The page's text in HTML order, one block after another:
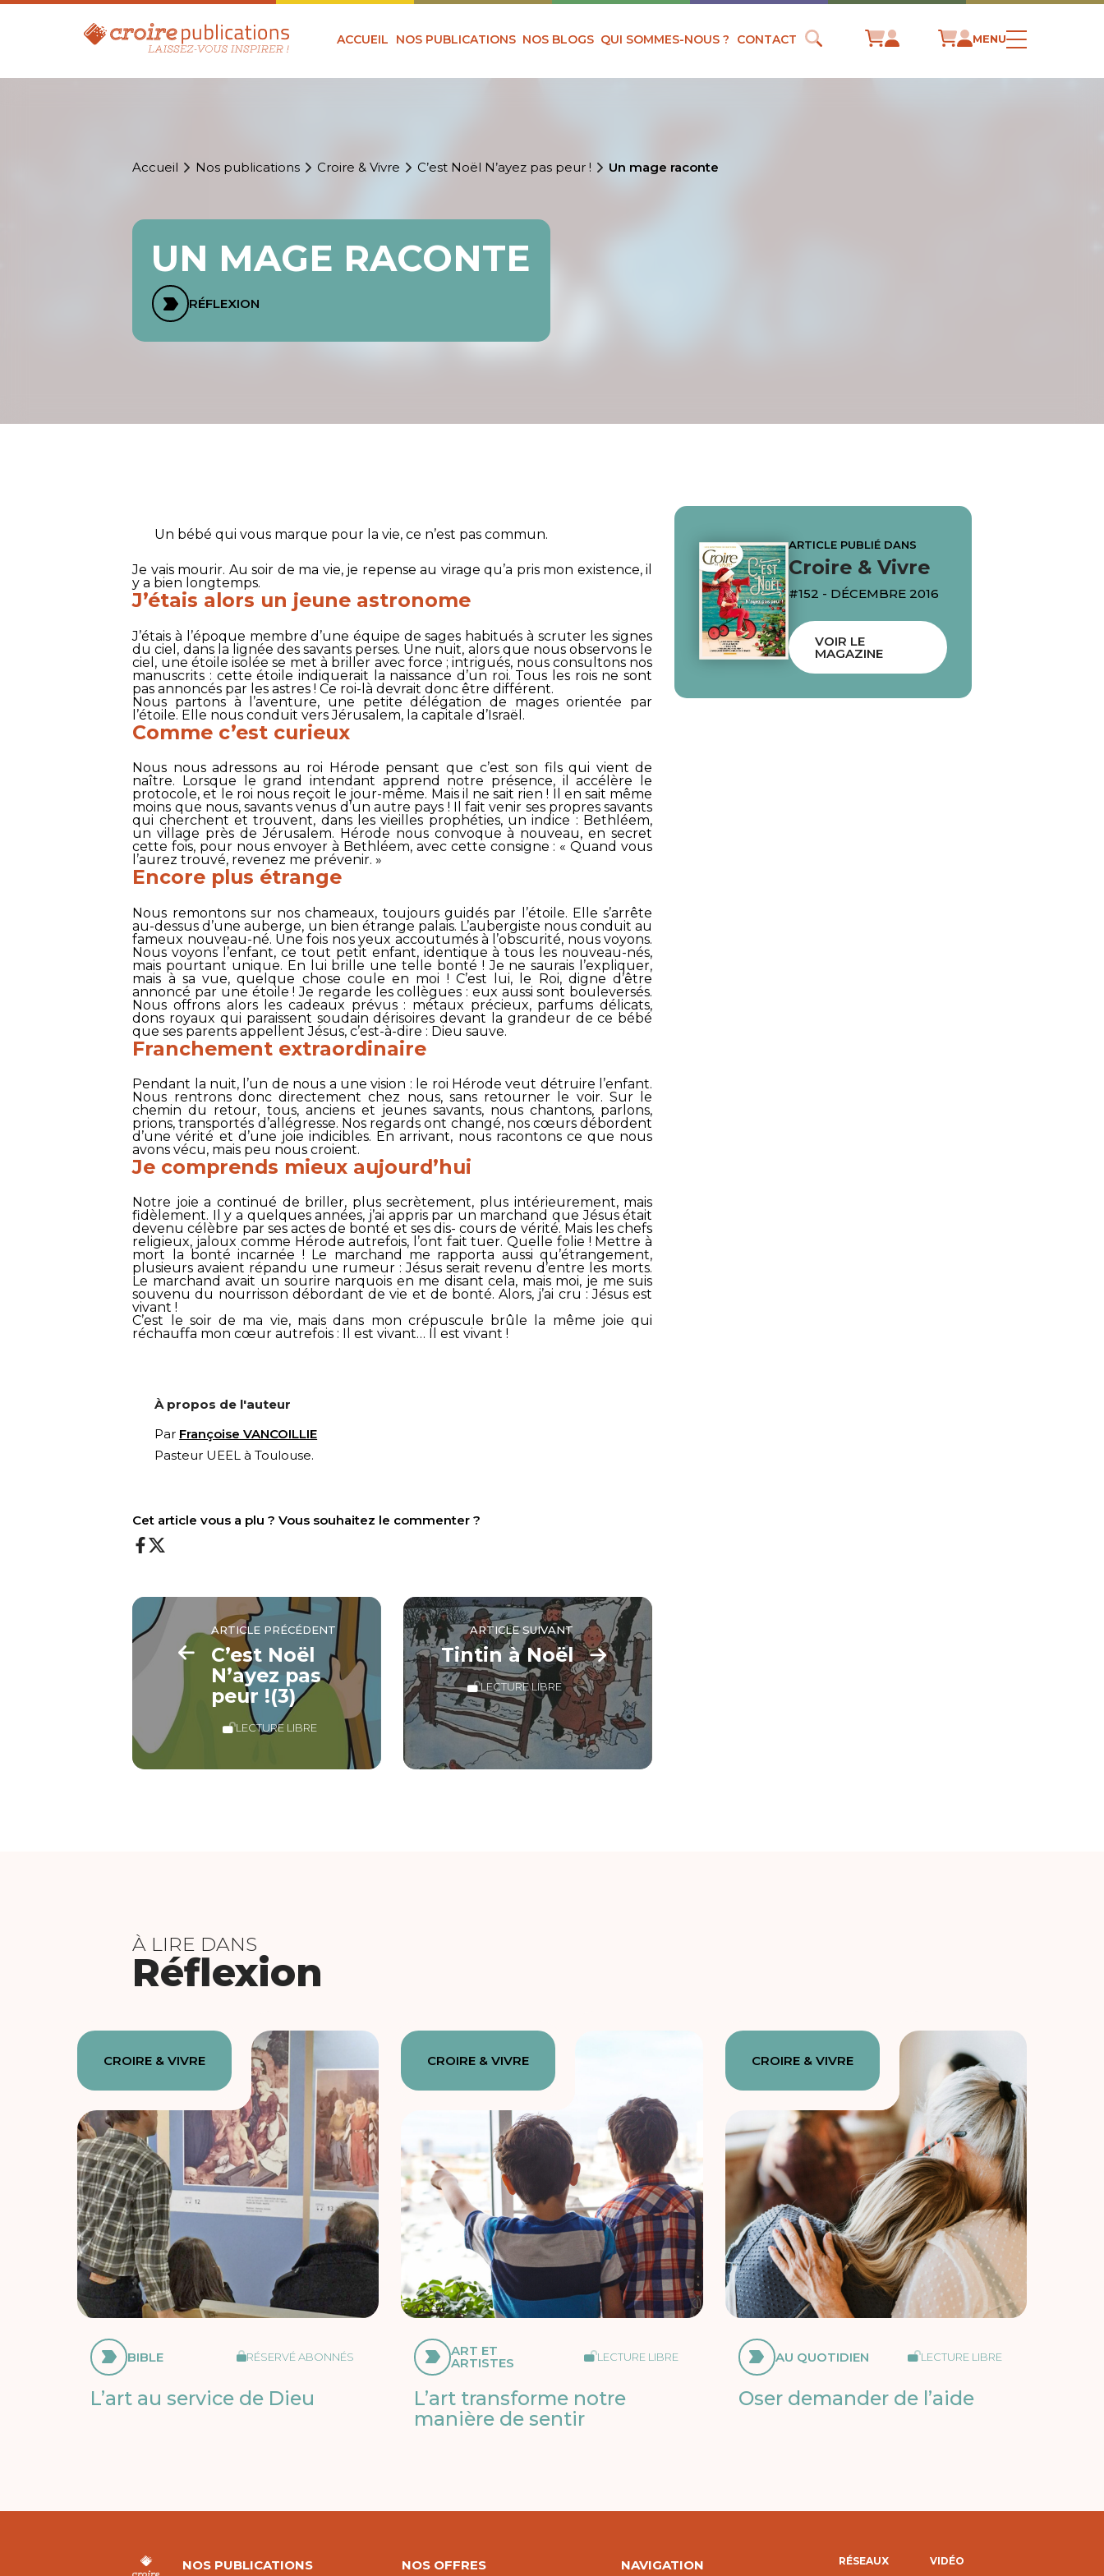
ACCUEIL NOS PUBLICATIONS NOS BLOGS QUI SOMMES-NOUS ? CONTACT MENU
Accueil Nos publications Croire & Vivre C’est Noël N’ayez pas peur ! Un mage raconte
UN MAGE RACONTE
RÉFLEXION
Un bébé qui vous marque pour la vie, ce n’est pas commun.
Je vais mourir. Au soir de ma vie, je repense au virage qu’a pris mon existence, il
y a bien longtemps.
J’étais alors un jeune astronome
J’étais à l’époque membre d’une équipe de sages habitués à scruter les signes
du ciel, dans la lignée des savants perses. Une nuit, alors que nous observons le
ciel, une étoile isolée se met à briller avec force ; intrigués, nous consultons nos
manuscrits : cette étoile indiquerait la naissance d’un roi. Tous les rois ne sont
pas annoncés par les astres ! Ce roi-là devrait donc être différent.
Nous partons à l’aventure, une petite délégation de mages orientée par
l’étoile. Elle nous conduit vers Jérusalem, la capitale d’Israël.
Comme c’est curieux
Nous nous adressons au roi Hérode pensant que c’est son fils qui vient de
naître. Lorsque le grand intendant apprend notre présence, il accélère le
protocole, et le roi nous reçoit le jour-même. Mais il ne sait rien ! Il en sait même
moins que nous, savants venus d’un autre pays ! Il fait venir ses propres savants
qui cherchent et trouvent, dans les vieilles prophéties, un indice : Bethléem,
un village près de Jérusalem. Hérode nous convoque à nouveau, en secret
cette fois, pour nous envoyer à Bethléem, avec cette consigne : «Quand vous
l’aurez trouvé, revenez me prévenir. »
Encore plus étrange
Nous remontons sur nos chameaux, toujours guidés par l’étoile. Elle s’arrête
au-dessus d’une auberge, un bien étrange palais. L’aubergiste nous conduit au
fameux nouveau-né. Une fois nos yeux accoutumés à l’obscurité, nous voyons.
Nous voyons l’enfant, ce tout petit enfant, identique à tous les nouveau-nés,
mais pourtant unique. En lui brille une telle bonté ! Je ne saurais l’expliquer,
mais à sa vue, quelque chose coule en moi ! C’est lui, le Roi, digne d’être
annoncé par une étoile ! Je regarde les collègues : eux aussi sont bouleversés.
Nous offrons alors les cadeaux prévus : métaux précieux, parfums délicats,
dons royaux qui paraissent soudain dérisoires devant la grandeur de ce bébé
que ses parents appellent Jésus, c’est-à-dire : Dieu sauve.
Franchement extraordinaire
Pendant la nuit, l’un de nous a une vision : le roi Hérode veut détruire l’enfant.
Nous rentrons donc directement chez nous, sans retourner le voir. Sur le
chemin du retour, tous, anciens et jeunes savants, nous chantons, parlons,
prions, transportés d’allégresse. Nos regards ont changé, nos cœurs débordent
d’une vérité et d’une joie indicibles. En arrivant, nous racontons ce que nous
avons vécu, mais peu nous croient.
Je comprends mieux aujourd’hui
Notre joie a continué de briller, plus secrètement, plus intérieurement, mais
fidèlement. Il y a quelques années, j’ai appris par un marchand que Jésus était
devenu célèbre par ses actes de bonté et ses dis- cours de vérité. Mais les chefs
religieux, jaloux comme Hérode autrefois, l’ont fait tuer. Quelle folie ! Mettre à
mort la bonté incarnée ! Le marchand me rapporta aussi qu’étrangement,
plusieurs avaient répandu une rumeur : Jésus serait revenu d’entre les morts.
Le marchand avait un sourire narquois en me disant cela, mais moi, je me suis
souvenu du nourrisson débordant de vie et de bonté. Alors, j’ai cru : Jésus est
vivant !
C’est le soir de ma vie, mais dans mon crépuscule brûle la même joie qui
réchauffa mon cœur autrefois : Il est vivant… Il est vivant !
À propos de l'auteur
Par Françoise VANCOILLIE
Pasteur UEEL à Toulouse.
Cet article vous a plu ? Vous souhaitez le commenter ?
ARTICLE PRÉCÉDENT
C’est Noël
N’ayez pas
peur !(3)
LECTURE LIBRE
ARTICLE SUIVANT
Tintin à Noël
LECTURE LIBRE
ARTICLE PUBLIÉ DANS
Croire & Vivre
#152 - DÉCEMBRE 2016
VOIR LE
MAGAZINE
À LIRE DANS
Réflexion
CROIRE & VIVRE
BIBLE RÉSERVÉ ABONNÉS
L’art au service de Dieu
CROIRE & VIVRE
ART ET
ARTISTES LECTURE LIBRE
L’art transforme notre
manière de sentir
CROIRE & VIVRE
AU QUOTIDIEN LECTURE LIBRE
Oser demander de l’aide
NOS PUBLICATIONS NOS OFFRES NAVIGATION RÉSEAUX VIDÉO